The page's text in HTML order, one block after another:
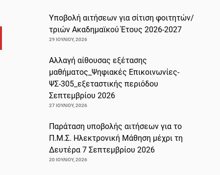
Υποβολή αιτήσεων για σίτιση φοιτητών/
τριών Ακαδημαϊκού Έτους 2026-2027
29 ΙΟΥΛΊΟΥ, 2026
Αλλαγή αίθουσας εξέτασης
μαθήματος_Ψηφιακές Επικοινωνίες-
ΨΣ-305_εξεταστικής περιόδου
Σεπτεμβρίου 2026
27 ΙΟΥΛΊΟΥ, 2026
Παράταση υποβολής αιτήσεων για το
Π.Μ.Σ. Ηλεκτρονική Μάθηση μέχρι τη
Δευτέρα 7 Σεπτεμβρίου 2026
20 ΙΟΥΛΊΟΥ, 2026